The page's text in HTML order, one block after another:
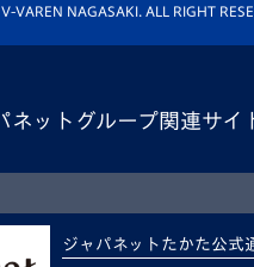
動
VAREN NAGASAKI. ALL RIGHT
ネットグループ関連サイ
ジャパネットたかた公式